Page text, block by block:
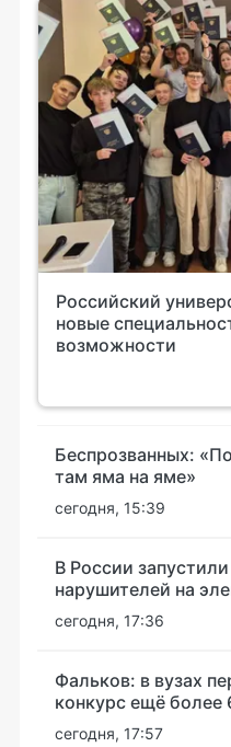
Российский
новые
возможности
Беспрозванных:
там яма на яме»
сегодня, 15:39
В России
нарушителей на
сегодня, 17:36
Фальков: в вузах
конкурс ещё более
сегодня, 17:57